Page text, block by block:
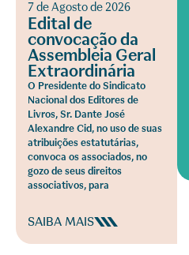
7 de Agosto de 2026
Edital de
convocação da
Assembleia Geral
Extraordinária
O Presidente do Sindicato
Nacional dos Editores de
Livros, Sr. Dante José
Alexandre Cid, no uso de suas
atribuições estatutárias,
convoca os associados, no
gozo de seus direitos
associativos, para
SAIBA MAIS